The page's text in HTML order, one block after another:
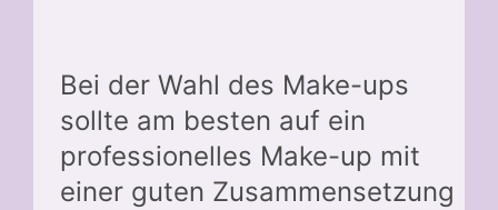
Bei der Wahl des Make-ups
sollte am besten auf ein
professionelles Make-up mit
einer guten Zusammensetzung